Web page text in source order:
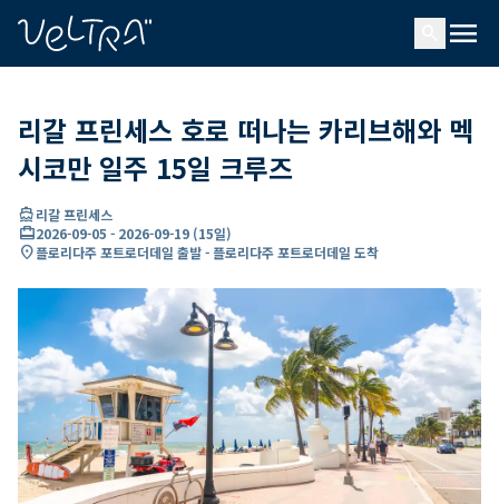
menu
리갈 프린세스 호로 떠나는 카리브해와 멕
시코만 일주 15일 크루즈
directions_boat리갈 프린세스
card_travel2026-09-05 - 2026-09-19 (15일)
location_on플로리다주 포트로더데일 출발 - 플로리다주 포트로더데일 도착